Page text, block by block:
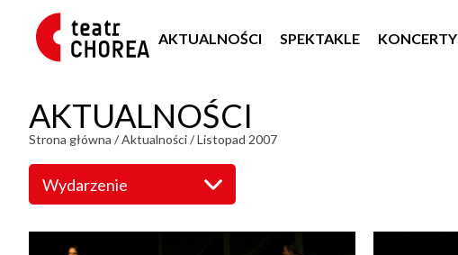
AKTUALNOŚCI SPEKTAKLE KONCERTY
AKTUALNOŚCI
Strona główna /Aktualności/Listopad 2007
Wydarzenie